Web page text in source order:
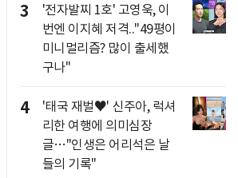
3
'전자발찌 1호' 고영욱, 이
번엔 이지혜 저격.."49평이
미니멀리즘? 많이 출세했
구나"
4
'태국 재벌♥' 신주아, 럭셔
리한 여행에 의미심장
글…"인생은 어리석은 날
들의 기록"